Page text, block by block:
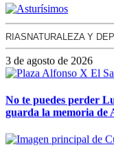
NATURALEZA Y
3 de agosto de 2026
No te puedes perder
guarda la memoria de